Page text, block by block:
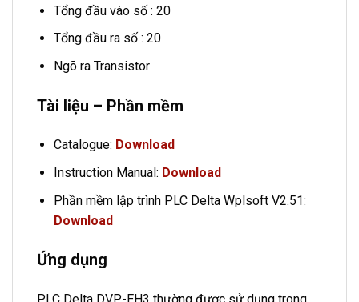
Tổng đầu vào số : 20
Tổng đầu ra số : 20
Ngõ ra Transistor
Tài liệu – Phần mềm
Catalogue: Download
Instruction Manual: Download
Phần mềm lập trình PLC Delta Wplsoft V2.51:
Download
Ứng dụng